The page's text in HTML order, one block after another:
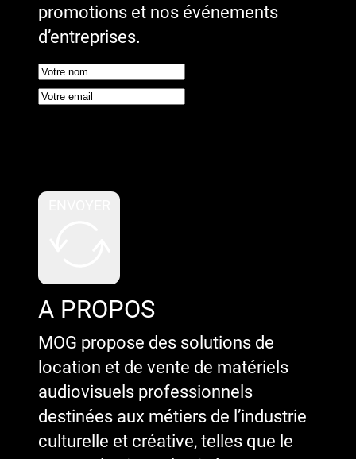
promotions et nos événements
d’entreprises.
A PROPOS
MOG propose des solutions de
location et de vente de matériels
audiovisuels professionnels
destinées aux métiers de l’industrie
culturelle et créative, telles que le